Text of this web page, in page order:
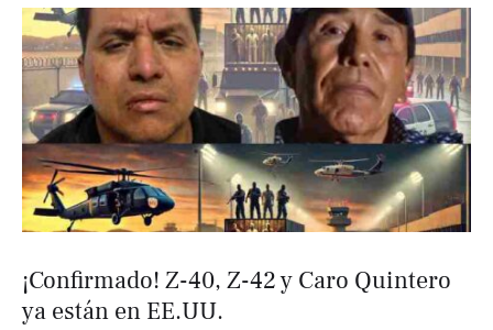
¡Confirmado! Z-40, Z-42 y Caro Quintero
ya están en EE.UU.